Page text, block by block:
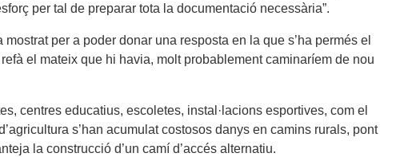
per tal de preparar tota la documentació necessària”.
per a poder donar una resposta en la que s’ha permés el
el mateix que hi havia, molt probablement caminaríem de nou
centres educatius, escoletes, instal·lacions esportives, com el
s’han acumulat costosos danys en camins rurals, pont
la construcció d’un camí d’accés alternatiu.